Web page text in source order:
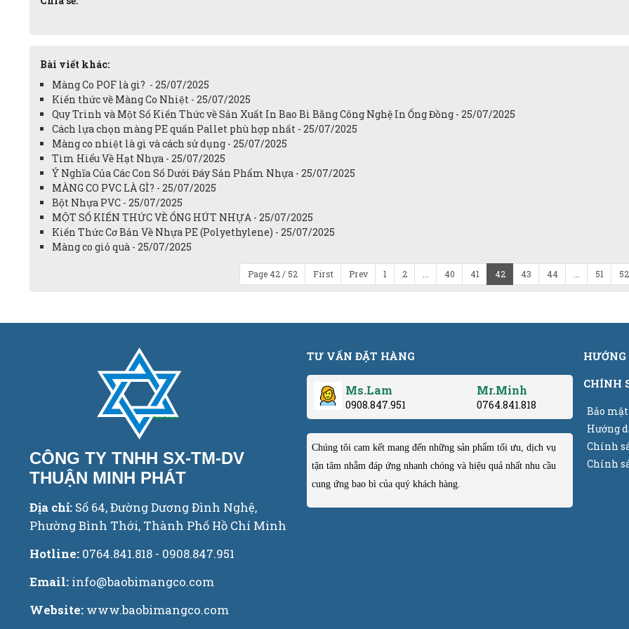
Bài viết khác:
Màng Co POF là gì? - 25/07/2025
Kiến thức về Màng Co Nhiệt - 25/07/2025
Quy Trình và Một Số Kiến Thức về Sản Xuất In Bao Bì Bằng Công Nghệ In Ống Đồng - 25/07/2025
Cách lựa chọn màng PE quấn Pallet phù hợp nhất - 25/07/2025
Màng co nhiệt là gì và cách sử dụng - 25/07/2025
Tìm Hiểu Về Hạt Nhựa - 25/07/2025
Ý Nghĩa Của Các Con Số Dưới Đáy Sản Phẩm Nhựa - 25/07/2025
MÀNG CO PVC LÀ GÌ? - 25/07/2025
Bột Nhựa PVC - 25/07/2025
MỘT SỐ KIẾN THỨC VỀ ỐNG HÚT NHỰA - 25/07/2025
Kiến Thức Cơ Bản Về Nhựa PE (Polyethylene) - 25/07/2025
Màng co giỏ quà - 25/07/2025
Page 42 / 52 First Prev 1 2 40 41 42 43 44 51 52
CÔNG TY TNHH SX-TM-DV
THUẬN MINH PHÁT
Địa chỉ: Số 64, Đường Dương Đình Nghệ,
Phường Bình Thới, Thành Phố Hồ Chí Minh
Hotline: 0764.841.818 - 0908.847.951
Email: info@baobimangco.com
Website: www.baobimangco.com
TƯ VẤN ĐẶT HÀNG
Ms.Lam
0908.847.951
Mr.Minh
0764.841.818
Chúng tôi cam kết mang đến những sản phẩm tối ưu, dịch vụ
tận tâm nhằm đáp ứng nhanh chóng và hiệu quả nhất nhu cầu
cung ứng bao bì của quý khách hàng.
CHÍNH
Bảo
Hướng
Chính
Chính